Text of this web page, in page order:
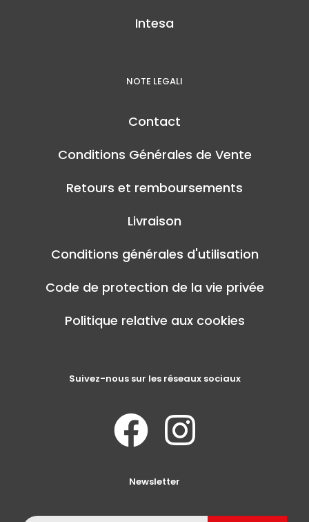
Intesa
NOTE LEGALI
Contact
Conditions Générales de Vente
Retours et remboursements
Livraison
Conditions générales d'utilisation
Code de protection de la vie privée
Politique relative aux cookies
Suivez-nous sur les réseaux sociaux
Newsletter